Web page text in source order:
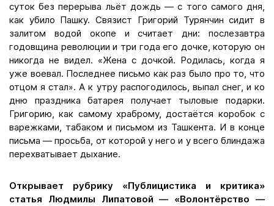
суток без перерыва льёт дождь — с того самого дня,
как убило Пашку. Связист Григорий Турянчин сидит в
залитом водой окопе и считает дни: послезавтра
годовщина революции и три года его дочке, которую он
никогда не видел. «Жена с дочкой. Родилась, когда я
уже воевал. Последнее письмо как раз было про то, что
отцом я стал». А к утру распогодилось, выпал снег, и ко
дню праздника батарея получает тыловые подарки.
Григорию, как самому храброму, достаётся коробок с
варежками, табаком и письмом из Ташкента. И в конце
письма — просьба, от которой у него и у всего блиндажа
перехватывает дыхание.
Открывает рубрику «Публицистика и критика»
статья Людмилы Липатовой — «Волонтёрство —